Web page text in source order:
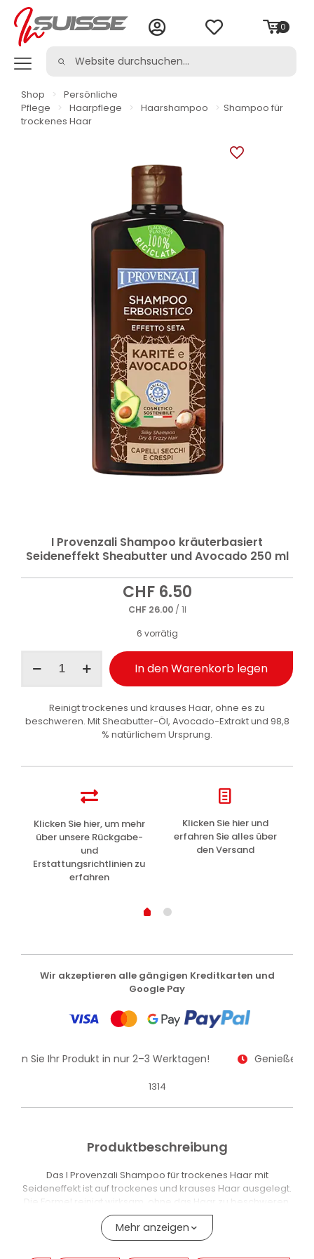
0
Shop >
Persönliche
Pflege
> Haarpflege > Haarshampoo > Shampoo für
trockenes Haar
I Provenzali Shampoo kräuterbasiert
Seideneffekt Sheabutter und Avocado 250 ml
CHF6.50
CHF26.00/ 1l
6 vorrätig
Provenzali
Seideneffekt
Sheabutter
250
In den Warenkorb legen
Reinigt trockenes und krauses Haar, ohne es zu
beschweren. Mit Sheabutter-Öl, Avocado-Extrakt und 98,8
% natürlichem Ursprung.
Klicken Sie hier, um mehr
über unsere Rückgabe-
und
Erstattungsrichtlinien zu
erfahren
Klicken Sie hier und
erfahren Sie alles über
den Versand
Wir akzeptieren alle gängigen Kreditkarten und
Google Pay
Sie Ihr Produkt in nur 2–3 Werktagen! Genießen
1314
Produktbeschreibung
Das I Provenzali Shampoo für trockenes Haar mit
Seideneffekt ist auf trockenes und krauses Haar ausgelegt.
Die Formel reinigt wirksam, ohne das Haar zu beschweren,
und hilft, es seidig und leicht kämmbar zu hinterlassen.
Die Waschbasis enthält sanfte Tenside pflanzlichen
Mehr anzeigen